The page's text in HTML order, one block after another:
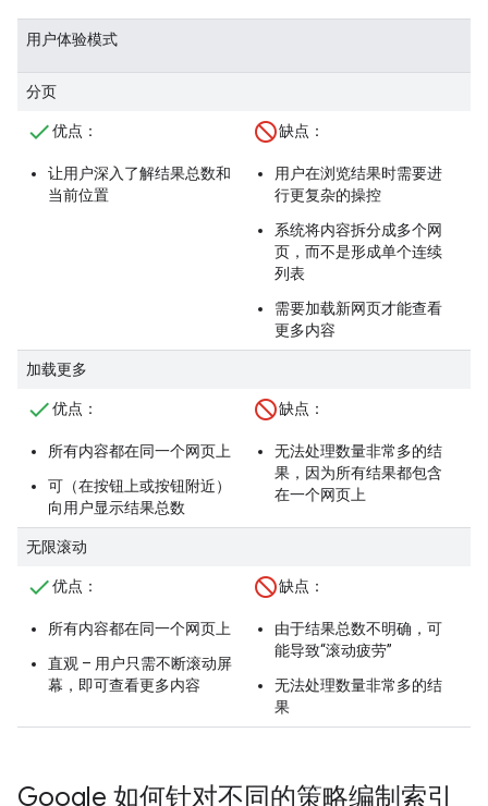
用户体验模式
分页
优点 ：
让用户深入了解结果总数和
当前位置
缺点 ：
用户在浏览结果时需要进
行更复杂的操控
系统将内容拆分成多个网
页，而不是形成单个连续
列表
需要加载新网页才能查看
更多内容
加载更多
优点 ：
所有内容都在同一个网页上
可（在按钮上或按钮附近）
向用户显示结果总数
缺点 ：
无法处理数量非常多的结
果，因为所有结果都包含
在一个网页上
无限滚动
优点 ：
所有内容都在同一个网页上
直观 – 用户只需不断滚动屏
幕，即可查看更多内容
缺点 ：
由于结果总数不明确，可
能导致“滚动疲劳”
无法处理数量非常多的结
果
Google 如何针对不同的策略编制索引